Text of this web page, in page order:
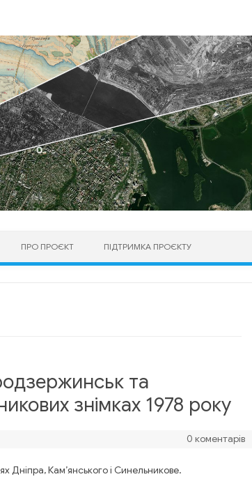
ПРО ПРОЄКТ ПІДТРИМКА ПРОЄКТУ
та
знімках 1978 року
0 коментарів
Дніпра, Кам’янського і Синельникове.